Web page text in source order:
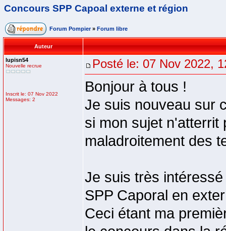
Concours SPP Capoal externe et région
Forum Pompier » Forum libre
Auteur
lupisn54
Nouvelle recrue
Inscrit le: 07 Nov 2022
Messages: 2
Posté le: 07 Nov 2022,
Bonjour à tous !
Je suis nouveau sur
si mon sujet n'atterrit
maladroitement des
Je suis très
SPP Caporal en
Ceci étant ma